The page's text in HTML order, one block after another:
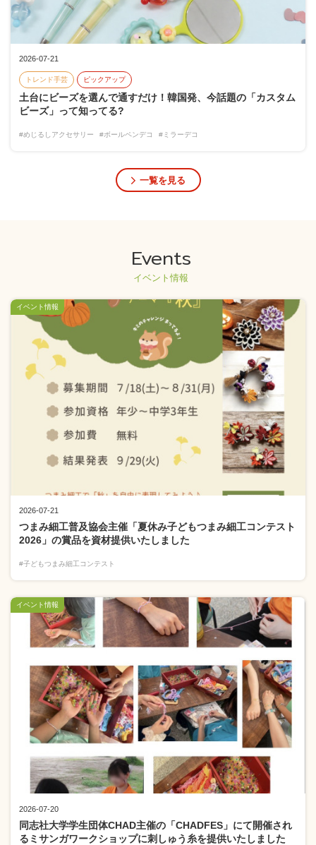
2026-07-21
トレンド手芸 ピックアップ
土台にビーズを選んで通すだけ！韓国発、今話題の「カスタム
ビーズ」って知ってる?
#めじるしアクセサリー #ボールペンデコ #ミラーデコ
一覧を見る
Events
イベント情報
2026-07-21
つまみ細工普及協会主催「夏休み子どもつまみ細工コンテスト
2026」の賞品を資材提供いたしました
#子どもつまみ細工コンテスト
イベント情報
2026-07-20
同志社大学学生団体CHAD主催の「CHADFES」にて開催され
るミサンガワークショップに刺しゅう糸を提供いたしました
イベント情報